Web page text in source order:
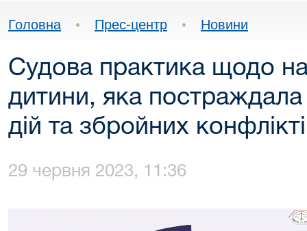
Головна • Прес-центр • Новини
Судова практика щодо
дитини, яка постраждала
дій та збройних
29 червня 2023, 11:36